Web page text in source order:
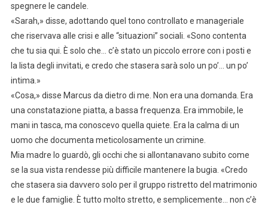
spegnere le candele.
«Sarah,» disse, adottando quel tono controllato e manageriale
che riservava alle crisi e alle “situazioni” sociali. «Sono contenta
che tu sia qui. È solo che… c’è stato un piccolo errore con i posti e
la lista degli invitati, e credo che stasera sarà solo un po’… un po’
intima.»
«Cosa,» disse Marcus da dietro di me. Non era una domanda. Era
una constatazione piatta, a bassa frequenza. Era immobile, le
mani in tasca, ma conoscevo quella quiete. Era la calma di un
uomo che documenta meticolosamente un crimine.
Mia madre lo guardò, gli occhi che si allontanavano subito come
se la sua vista rendesse più difficile mantenere la bugia. «Credo
che stasera sia davvero solo per il gruppo ristretto del matrimonio
e le due famiglie. È tutto molto stretto, e semplicemente… non c’è